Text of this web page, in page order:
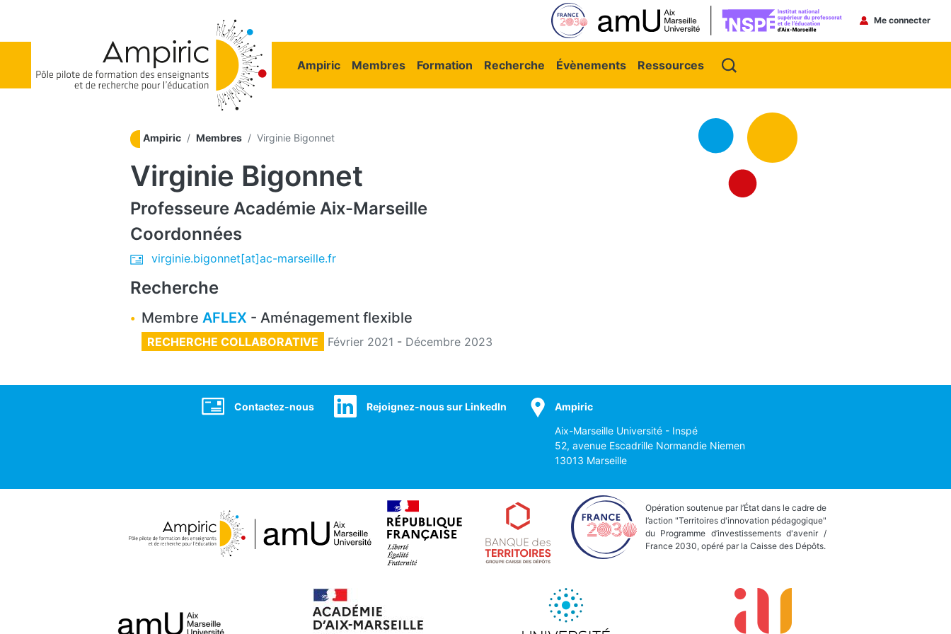
Menu
Me connecter
Navigation principale
Ampiric Membres Formation Recherche Évènements Ressources
Ampiric Membres Virginie Bigonnet
Virginie Bigonnet
Professeure Académie Aix-Marseille
Coordonnées
virginie.bigonnet[at]ac-marseille.fr
Recherche
Membre AFLEX - Aménagement flexible
RECHERCHE COLLABORATIVE Février 2021 - Décembre 2023
SocialContactez-nous Rejoignez-nous sur LinkedIn Ampiric
Aix-Marseille Université - Inspé
52, avenue Escadrille Normandie Niemen
13013 Marseille
Opération soutenue par l’État dans le cadre de
l’action "Territoires d'innovation pédagogique"
du Programme d’investissements d'avenir /
France 2030, opéré par la Caisse des Dépôts.